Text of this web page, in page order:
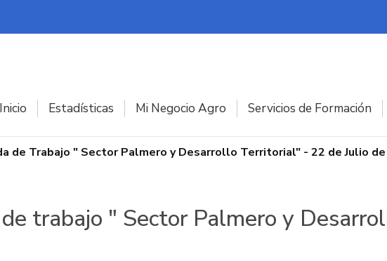
Inicio Estadísticas Mi Negocio Agro Servicios de Formación
de Trabajo " Sector Palmero y Desarrollo Territorial" - 22 de Julio
trabajo " Sector Palmero y